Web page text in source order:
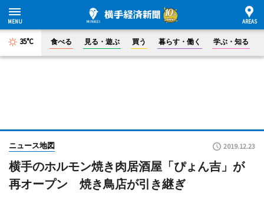
35°C 食べる 見る・遊ぶ 買う 暮らす・働く 学ぶ・知る
ニュース地図 2019.12.23
横手のホルモン焼き肉居酒屋「ぴょん吉」が
再オープン 焼き鳥店が引き継ぎ